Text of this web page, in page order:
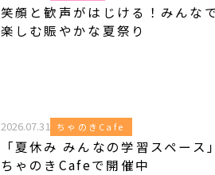
笑顔と歓声がはじける！みんな
楽しむ賑やかな夏祭り
2026.07.31 ちゃのきCafe
「夏休み みんなの学習スペース
ちゃのきCafeで開催中